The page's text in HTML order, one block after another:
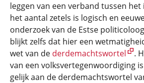
leggen van een verband tussen
het aantal zetels is logisch en
onderzoek van de Estse
blijkt zelfs dat hier een
wet van de derdemachtswortel
.
van een volksvertegenwoordiging
gelijk aan de derdemachtswortel